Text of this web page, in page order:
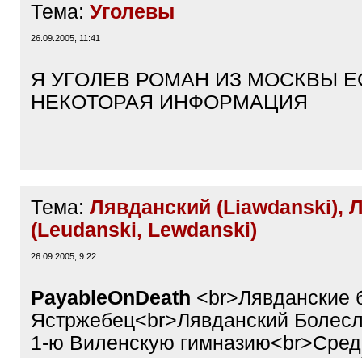
Тема: Уголевы
26.09.2005, 11:41
Я УГОЛЕВ РОМАН ИЗ МОСКВЫ
НЕКОТОРАЯ ИНФОРМАЦИЯ
Тема: Лявданский (Liawdanski),
(Leudanski, Lewdanski)
26.09.2005, 9:22
PayableOnDeath <br>Лявданские
Ястржебец<br>Лявданский
1-ю Виленскую